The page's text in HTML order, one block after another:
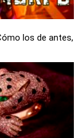
los de antes,